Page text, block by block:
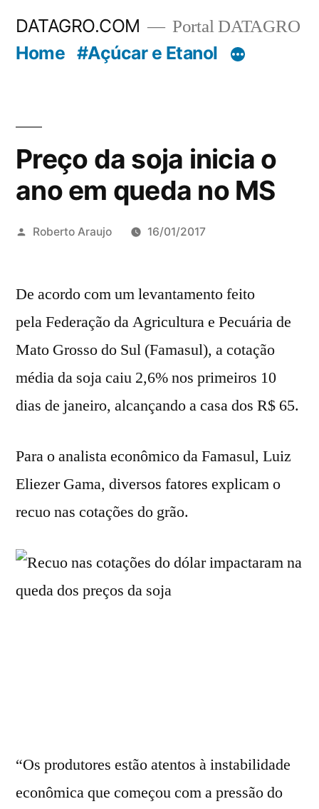
DATAGRO.COM Portal DATAGRO
Home #Açúcar e Etanol
Preço da soja inicia o
ano em queda no MS
Publicado
Roberto Araujo 16/01/2017
De acordo com um levantamento feito
pela Federação da Agricultura e Pecuária de
Mato Grosso do Sul (Famasul), a cotação
média da soja caiu 2,6% nos primeiros 10
dias de janeiro, alcançando a casa dos R$ 65.
Para o analista econômico da Famasul, Luiz
Eliezer Gama, diversos fatores explicam o
recuo nas cotações do grão.
“Os produtores estão atentos à instabilidade
econômica que começou com a pressão do